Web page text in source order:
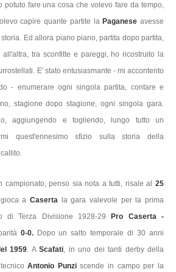
potuto fare una cosa che volevo fare da tempo,
capire quante partite la Paganese avesse
Ed allora piano piano, partita dopo partita,
tra sconfitte e pareggi, ho ricostruito la
E' stato entusiasmante - mi accontento
- enumerare ogni singola partita, contare e
stagione dopo stagione, ogni singola gara.
aggiungendo e togliendo, lungo tutto un
quest'ennesimo sfizio sulla storia della
campionato, penso sia nota a tutti, risale al 25
aCaserta la gara valevole per la prima
di Terza Divisione 1928-29
Pro Caserta -
0-0.Dopo un salto temporale di 30 anni
1959. AScafati, in uno dei tanti derby della
Antonio Punziscende in campo per la